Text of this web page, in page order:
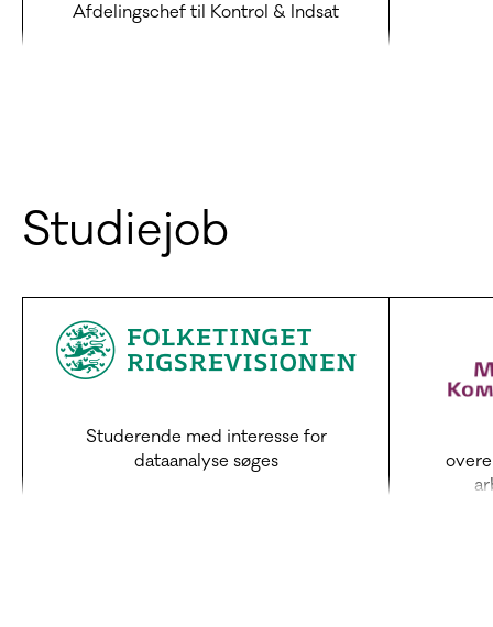
Afdelingschef til Kontrol & Indsat
Studiejob
Studerende med interesse for
dataanalyse søges